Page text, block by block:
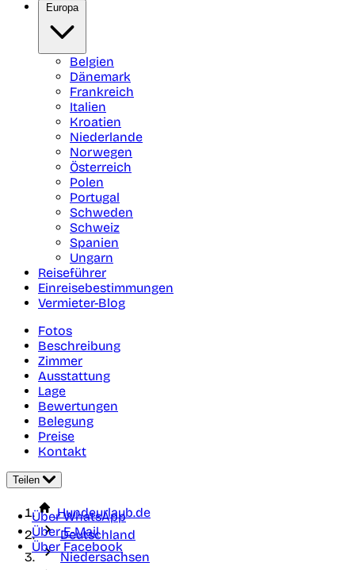
Europa
Belgien
Dänemark
Frankreich
Italien
Kroatien
Niederlande
Norwegen
Österreich
Polen
Portugal
Schweden
Schweiz
Spanien
Ungarn
Reiseführer
Einreisebestimmungen
Vermieter-Blog
Fotos
Beschreibung
Zimmer
Ausstattung
Lage
Bewertungen
Belegung
Preise
Kontakt
Teilen
Über WhatsApp
Über E-Mail
Über Facebook
Hundeurlaub.de
Deutschland
Niedersachsen